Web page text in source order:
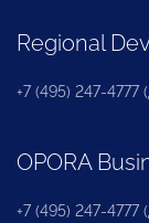
Regional
+7 (495) 247-4777
OPORA
+7 (495) 247-4777